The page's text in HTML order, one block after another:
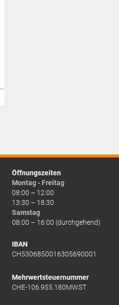
Öffnungszeiten
Montag - Freitag
08:00 – 12:00
13:30 – 18:30
Samstag
08:00 – 16:00 (durchgehend)
IBAN
CH5306850016305690001
Mehrwertsteuernummer
CHE-106.955.180MWST